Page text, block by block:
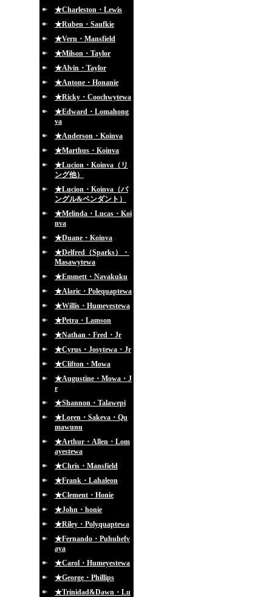
★Charleston・Lewis
★Ruben・Saufkie
★Vern・Mansfield
★Milson・Taylor
★Alvin・Taylor
★Antone・Honanie
★Ricky・Coochwytewa
★Edward・Lomahong
va
★Anderson・Koinva
★Marthus・Koinva
★Lucion・Koinva（リ
ング他）
★Lucion・Koinva（バ
ングル&ペンダント）
★Melinda・Lucas・Koi
nva
★Duane・Koinva
★Delfred（Sparks）・
Masawytewa
★Emmett・Navakuku
★Alaric・Polequaptewa
★Willis・Humeyestewa
★Petra・Lamson
★Nathan・Fred・Jr
★Cyrus・Josytewa・Jr
★Clifton・Mowa
★Augustine・Mowa・J
r
★Shannon・Talawepi
★Loren・Sakeva・Qu
mawunu
★Arthur・Allen・Lom
ayestewa
★Chris・Mansfield
★Frank・Lahaleon
★Clement・Honie
★John・honie
★Riley・Polyquaptewa
★Fernando・Puhuhefv
aya
★Carol・Humeyestewa
★George・Phillips
★Trinidad&Dawn・Lu